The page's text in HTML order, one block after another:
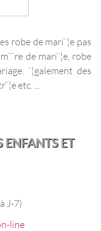
robe de mari¨¦e pas
de mari¨¦e, robe
¨¦galement des
etc. ...
ENFANTS ET
à J-7)
line